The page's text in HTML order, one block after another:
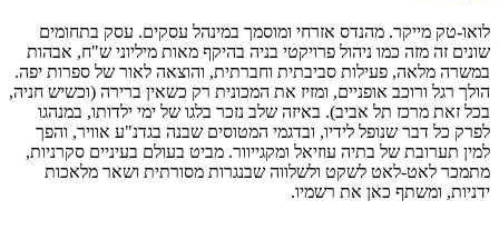
לואו-טק מייקר. מהנדס אזרחי ומוסמך במינהל עסקים. עסק בתחומים
שונים זה מזה כמו ניהול פרויקטי בניה בהיקף מאות מיליוני ש"ח, אבהות
במשרה מלאה, פעילות סביבתית וחברתית, והוצאה לאור של ספרות יפה.
הולך רגל ורוכב אופניים, ומזיז את המכונית רק כשאין ברירה (וכשיש חניה,
בכל זאת מרכז תל אביב). באיזה שלב נזכר בלגו של ימי ילדותו, במנהגו
לפרק כל דבר שנופל לידיו, ובדגמי המטוסים שבנה בגדנ"ע אוויר, והפך
למין תערובת של בתיה עוזיאל ומקגייוור. מביט בעולם בעיניים סקרניות,
מתמכר לאט-לאט לשקט ולשלווה שבנגרות מסורתית ושאר מלאכות
ידניות, ומשתף כאן את רשמיו.